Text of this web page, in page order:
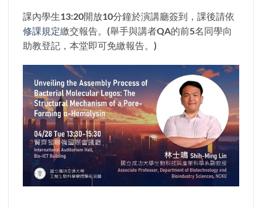
課內學生13:20開放10分鐘於演講廳簽到，課後請依
修課規定繳交報告。(舉手與講者QA的前5名同學向
助教登記，本堂即可免繳報告。)